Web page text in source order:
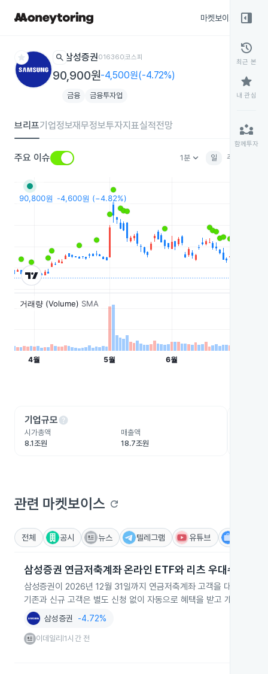
마켓보이스
star search 삼성증권016360코스피
90,900원-4,500원(-4.72%)
금융 금융투자업
브리프기업정보재무정보투자지표실적전망
주요 이슈 1분keyboard_arrow_down 일 주
기업규모help
시가총액
8.1조원
매출액
18.7조원
관련 마켓보이스 refresh
전체 공시 뉴스 텔레그램 유튜브
삼성증권 연금저축계좌 온라인 ETF와 리츠 우대수수료
삼성증권이 2026년 12월 31일까지 연금저축계좌 고객을 대상으로
기존과 신규 고객은 별도 신청 없이 자동으로 혜택을 받고 개인연금
삼성증권 -4.72%
이데일리 |1시간 전
right_panel_open
history
최근 본
star
내 관심
partner_exchange
함께투자